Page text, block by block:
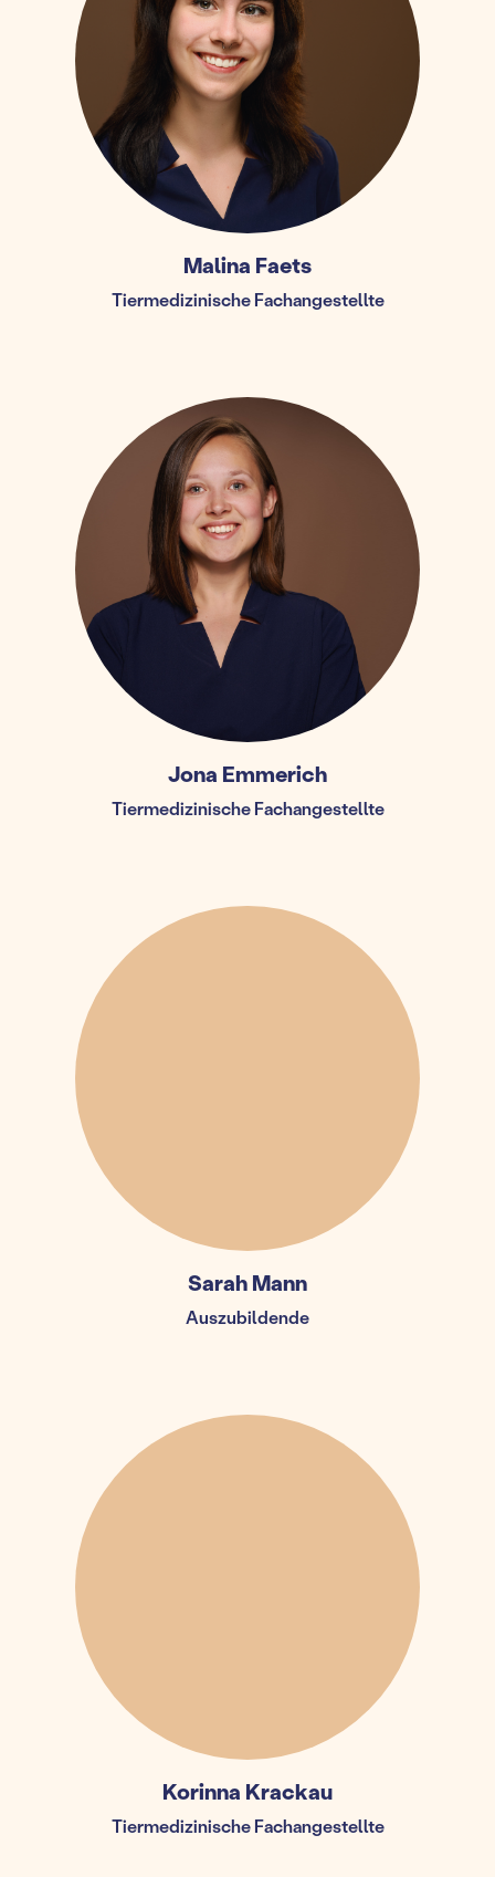
Malina Faets
Tiermedizinische Fachangestellte
Jona Emmerich
Tiermedizinische Fachangestellte
Sarah Mann
Auszubildende
Korinna Krackau
Tiermedizinische Fachangestellte